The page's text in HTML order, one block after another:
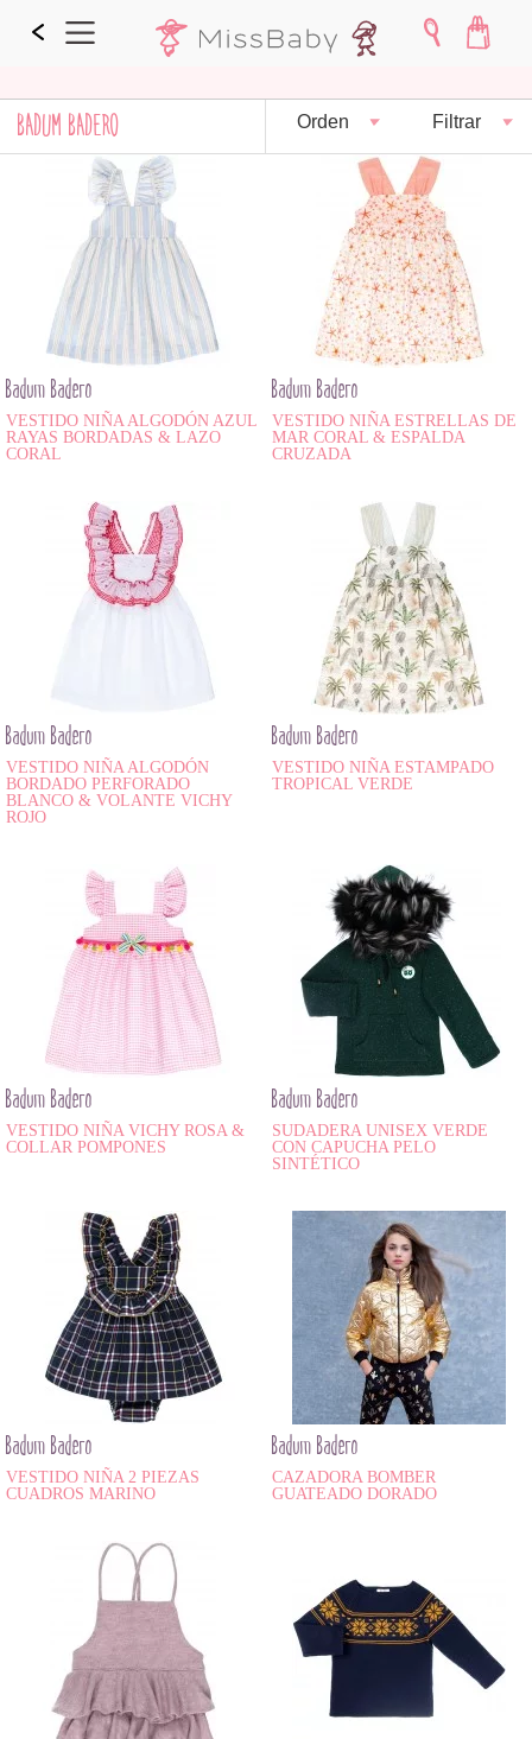
BADUM BADERO Orden Filtrar
Badum Badero
VESTIDO NIÑA ALGODÓN AZUL
RAYAS BORDADAS & LAZO
CORAL
Badum Badero
VESTIDO NIÑA ESTRELLAS DE
MAR CORAL & ESPALDA
CRUZADA
Badum Badero
VESTIDO NIÑA ALGODÓN
BORDADO PERFORADO
BLANCO & VOLANTE VICHY
ROJO
Badum Badero
VESTIDO NIÑA ESTAMPADO
TROPICAL VERDE
Badum Badero
VESTIDO NIÑA VICHY ROSA &
COLLAR POMPONES
Badum Badero
SUDADERA UNISEX VERDE
CON CAPUCHA PELO
SINTÉTICO
Badum Badero
VESTIDO NIÑA 2 PIEZAS
CUADROS MARINO
Badum Badero
CAZADORA BOMBER
GUATEADO DORADO